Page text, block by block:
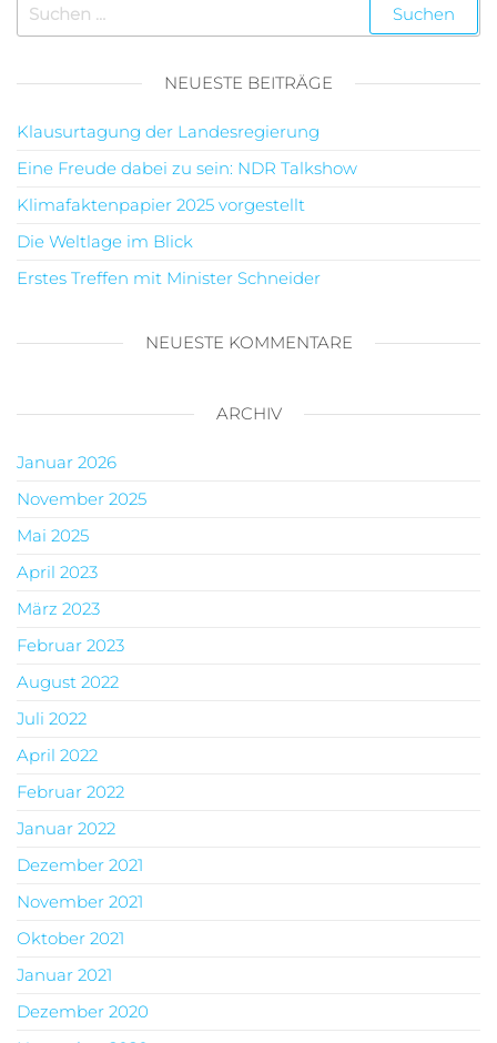
NEUESTE BEITRÄGE
Klausurtagung der Landesregierung
Eine Freude dabei zu sein: NDR Talkshow
Klimafaktenpapier 2025 vorgestellt
Die Weltlage im Blick
Erstes Treffen mit Minister Schneider
NEUESTE KOMMENTARE
ARCHIV
Januar 2026
November 2025
Mai 2025
April 2023
März 2023
Februar 2023
August 2022
Juli 2022
April 2022
Februar 2022
Januar 2022
Dezember 2021
November 2021
Oktober 2021
Januar 2021
Dezember 2020